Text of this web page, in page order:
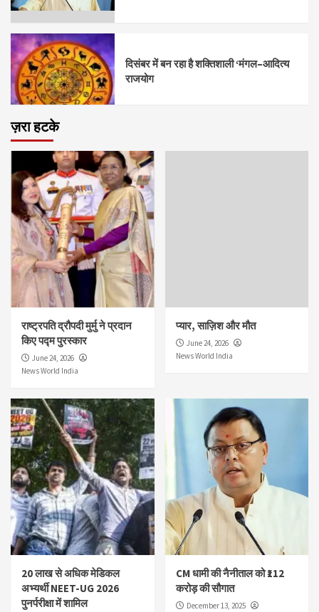
दिसंबर में बन रहा है शक्तिशाली ‘मंगल–आदित्य
राजयोग
ज़रा हटके
राष्ट्रपति द्रौपदी मुर्मु ने प्रदान
किए पद्म पुरस्कार
June 24, 2026
News World India
प्यार, साज़िश और मौत
June 24, 2026
News World India
20 लाख से अधिक मेडिकल
अभ्यर्थी NEET-UG 2026
पुनर्परीक्षा में शामिल
CM धामी की नैनीताल को ₹112
करोड़ की सौगात
December 13, 2025